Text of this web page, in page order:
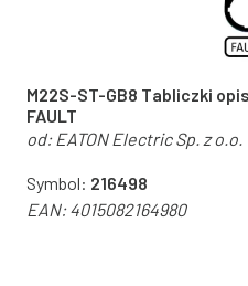
M22S-ST-GB8 Tabliczki
FAULT
od: EATON Electric Sp. z o.o.
Symbol: 216498
EAN:4015082164980